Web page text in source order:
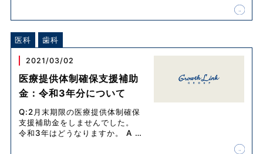
医科 歯科
2021/03/02
医療提供体制確保支援補助
金：令和3年分について
Q:2月末期限の医療提供体制確保
支援補助金をしませんでした。
令和3年はどうなりますか。 A …